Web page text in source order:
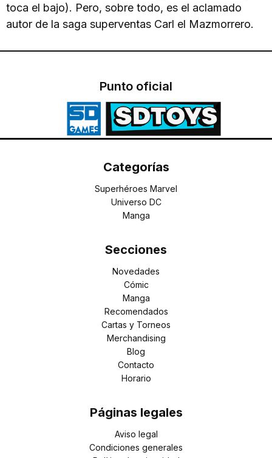
toca el bajo). Pero, sobre todo, es el aclamado
autor de la saga superventas Carl el Mazmorrero.
Punto oficial
Categorías
Superhéroes Marvel
Universo DC
Manga
Secciones
Novedades
Cómic
Manga
Recomendados
Cartas y Torneos
Merchandising
Blog
Contacto
Horario
Páginas legales
Aviso legal
Condiciones generales